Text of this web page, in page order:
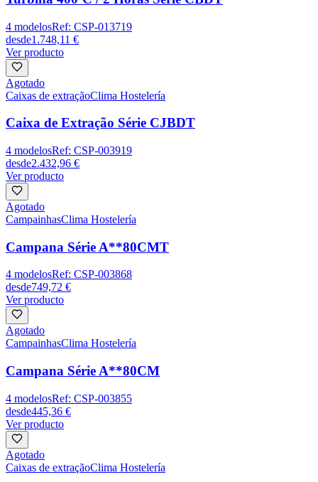
4 modelosRef: CSP-013719
desde1.748,11 €
Ver producto
Agotado
Caixas de extraçãoClima Hostelería
Caixa de Extração Série CJBDT
4 modelosRef: CSP-003919
desde2.432,96 €
Ver producto
Agotado
CampainhasClima Hostelería
Campana Série A**80CMT
4 modelosRef: CSP-003868
desde749,72 €
Ver producto
Agotado
CampainhasClima Hostelería
Campana Série A**80CM
4 modelosRef: CSP-003855
desde445,36 €
Ver producto
Agotado
Caixas de extraçãoClima Hostelería